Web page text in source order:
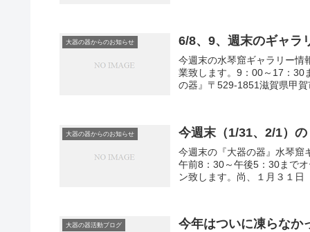
大器の器からのお知らせ 6/8、9、週末のギャラ
今週末の水琴窟ギャラリー情
業致します。9：00～17：
の器』〒529-1851滋賀県甲
大器の器からのお知らせ 今週末（1/31、2/1）
今週末の『大器の器』水琴窟
午前8：30～午後5：30まで
ン致します。尚、１月３１
大器の器活動ブログ 今年はついに凍らなか